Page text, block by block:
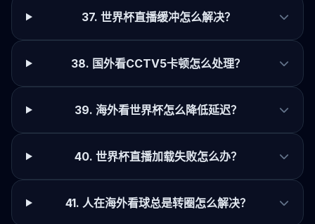
37. 世界杯直播缓冲怎么解决？
38. 国外看CCTV5卡顿怎么处理？
39. 海外看世界杯怎么降低延迟？
40. 世界杯直播加载失败怎么办？
41. 人在海外看球总是转圈怎么解决？